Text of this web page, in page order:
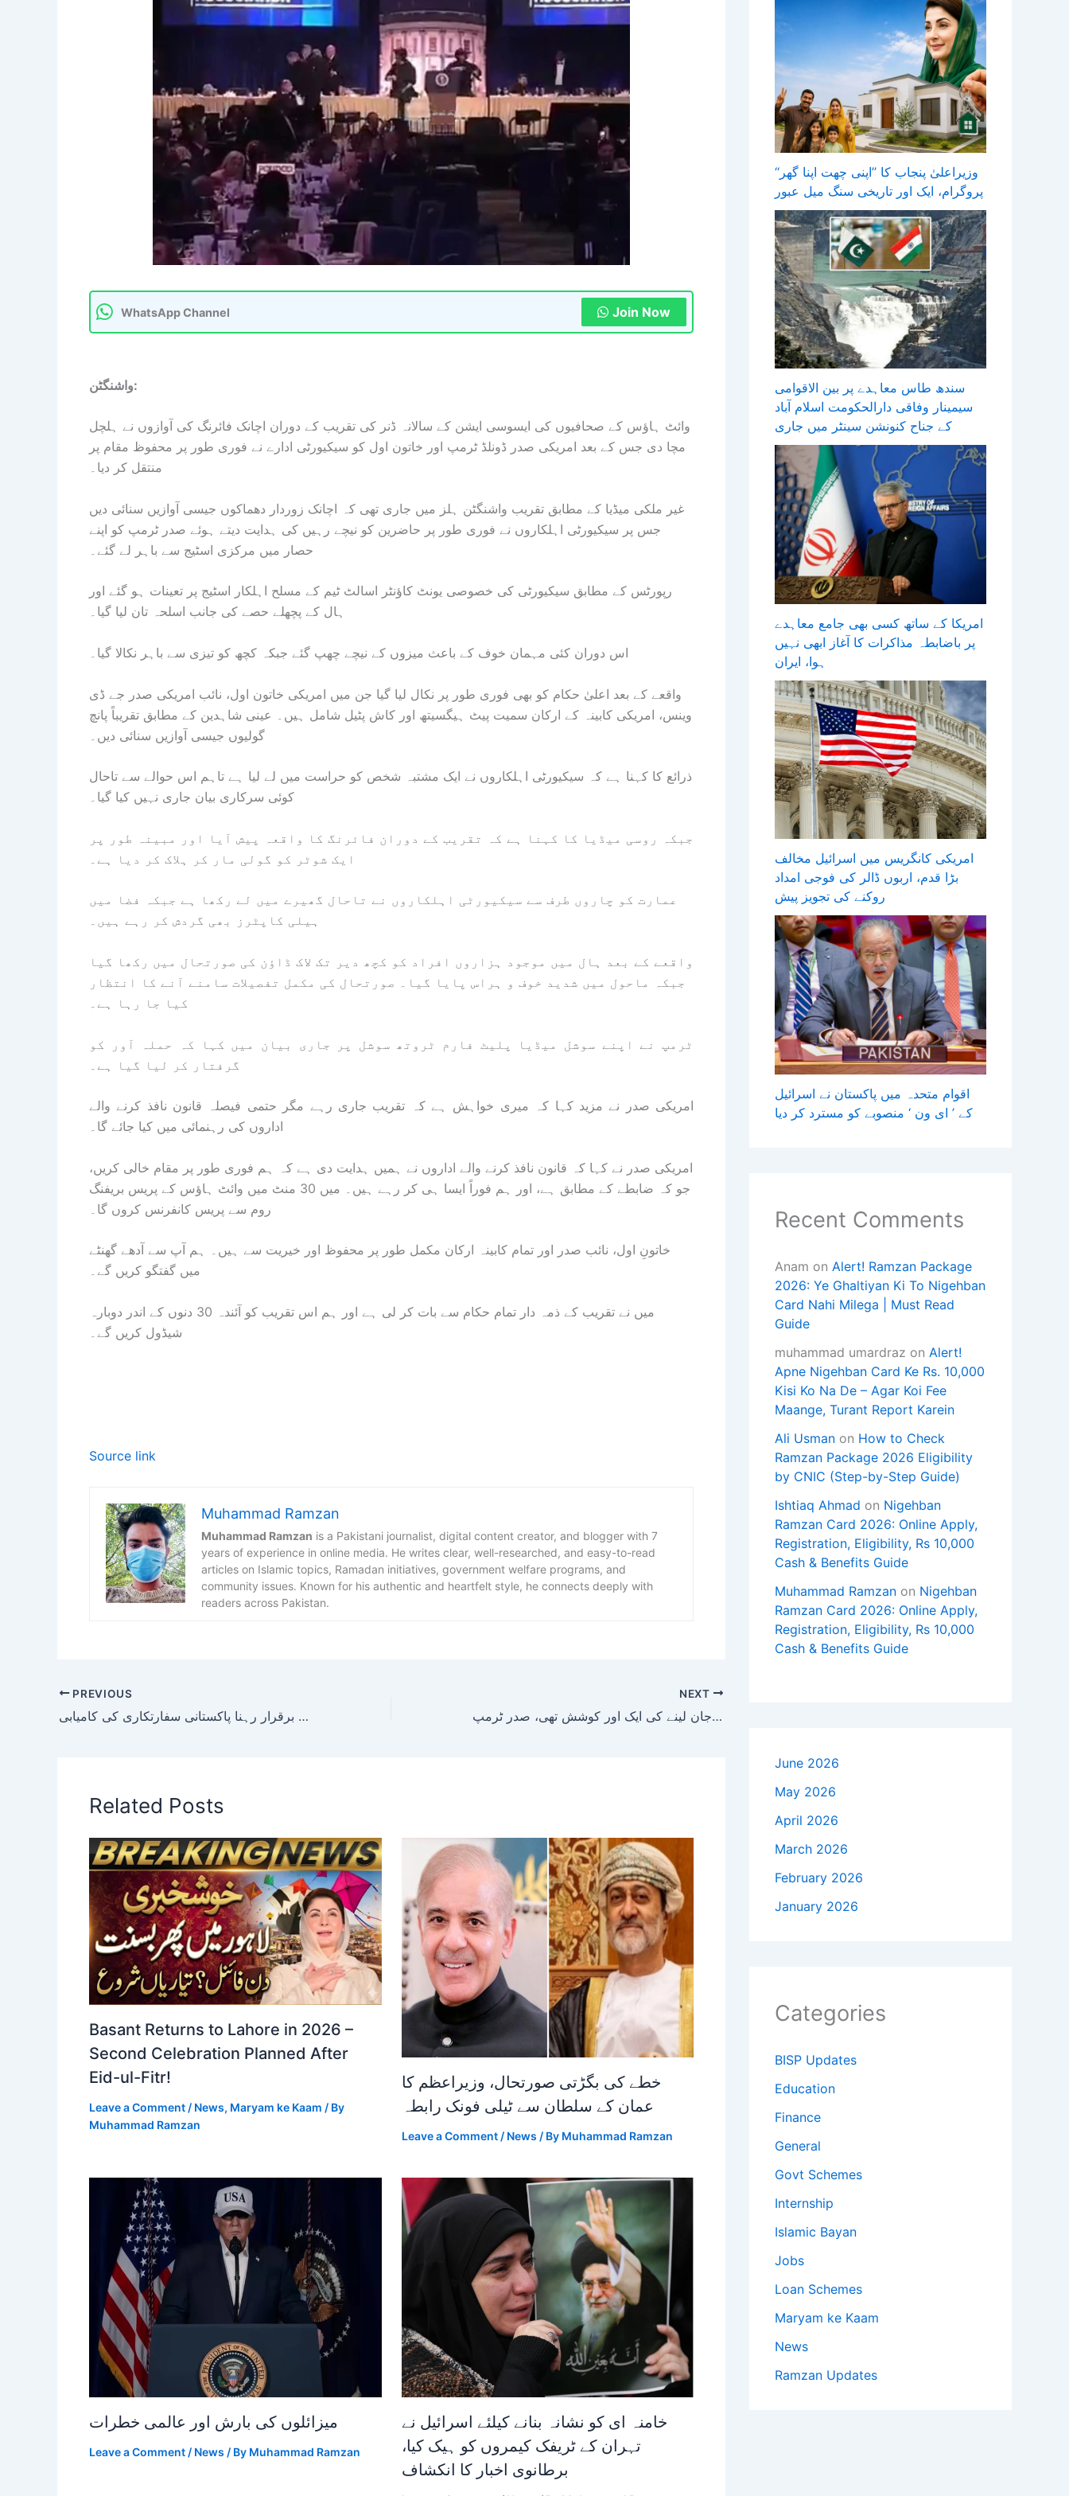
WhatsApp Channel Join Now
واشنگٹن:
وائٹ ہاؤس کے صحافیوں کی ایسوسی ایشن کے سالانہ ڈنر کی تقریب کے دوران اچانک فائرنگ کی آوازوں نے ہلچل
مچا دی جس کے بعد امریکی صدر ڈونلڈ ٹرمپ اور خاتون اول کو سیکیورٹی ادارے نے فوری طور پر محفوظ مقام پر
منتقل کر دیا۔
غیر ملکی میڈیا کے مطابق تقریب واشنگٹن ہلز میں جاری تھی کہ اچانک زوردار دھماکوں جیسی آوازیں سنائی دیں
جس پر سیکیورٹی اہلکاروں نے فوری طور پر حاضرین کو نیچے رہیں کی ہدایت دیتے ہوئے صدر ٹرمپ کو اپنے
حصار میں مرکزی اسٹیج سے باہر لے گئے۔
رپورٹس کے مطابق سیکیورٹی کی خصوصی یونٹ کاؤنٹر اسالٹ ٹیم کے مسلح اہلکار اسٹیج پر تعینات ہو گئے اور
ہال کے پچھلے حصے کی جانب اسلحہ تان لیا گیا۔
اس دوران کئی مہمان خوف کے باعث میزوں کے نیچے چھپ گئے جبکہ کچھ کو تیزی سے باہر نکالا گیا۔
واقعے کے بعد اعلیٰ حکام کو بھی فوری طور پر نکال لیا گیا جن میں امریکی خاتون اول، نائب امریکی صدر جے ڈی
وینس، امریکی کابینہ کے ارکان سمیت پیٹ ہیگسیتھ اور کاش پٹیل شامل ہیں۔ عینی شاہدین کے مطابق تقریباً پانچ
گولیوں جیسی آوازیں سنائی دیں۔
ذرائع کا کہنا ہے کہ سیکیورٹی اہلکاروں نے ایک مشتبہ شخص کو حراست میں لے لیا ہے تاہم اس حوالے سے تاحال
کوئی سرکاری بیان جاری نہیں کیا گیا۔
جبکہ روسی میڈیا کا کہنا ہے کہ تقریب کے دوران فائرنگ کا واقعہ پیش آیا اور مبینہ طور پر
ایک شوٹر کو گولی مار کر ہلاک کر دیا ہے۔
عمارت کو چاروں طرف سے سیکیورٹی اہلکاروں نے تاحال گھیرے میں لے رکھا ہے جبکہ فضا میں
ہیلی کاپٹرز بھی گردش کر رہے ہیں۔
واقعے کے بعد ہال میں موجود ہزاروں افراد کو کچھ دیر تک لاک ڈاؤن کی صورتحال میں رکھا گیا
جبکہ ماحول میں شدید خوف و ہراس پایا گیا۔ صورتحال کی مکمل تفصیلات سامنے آنے کا انتظار
کیا جا رہا ہے۔
ٹرمپ نے اپنے سوشل میڈیا پلیٹ فارم ٹروتھ سوشل پر جاری بیان میں کہا کہ حملہ آور کو
گرفتار کر لیا گیا ہے۔
امریکی صدر نے مزید کہا کہ میری خواہش ہے کہ تقریب جاری رہے مگر حتمی فیصلہ قانون نافذ کرنے والے
اداروں کی رہنمائی میں کیا جائے گا۔
امریکی صدر نے کہا کہ قانون نافذ کرنے والے اداروں نے ہمیں ہدایت دی ہے کہ ہم فوری طور پر مقام خالی کریں،
جو کہ ضابطے کے مطابق ہے، اور ہم فوراً ایسا ہی کر رہے ہیں۔ میں 30 منٹ میں وائٹ ہاؤس کے پریس بریفنگ
روم سے پریس کانفرنس کروں گا۔
خاتونِ اول، نائب صدر اور تمام کابینہ ارکان مکمل طور پر محفوظ اور خیریت سے ہیں۔ ہم آپ سے آدھے گھنٹے
میں گفتگو کریں گے۔
میں نے تقریب کے ذمہ دار تمام حکام سے بات کر لی ہے اور ہم اس تقریب کو آئندہ 30 دنوں کے اندر دوبارہ
شیڈول کریں گے۔
Source link
Muhammad Ramzan
Muhammad Ramzan is a Pakistani journalist, digital content creator, and blogger with 7
years of experience in online media. He writes clear, well-researched, and easy-to-read
articles on Islamic topics, Ramadan initiatives, government welfare programs, and
community issues. Known for his authentic and heartfelt style, he connects deeply with
readers across Pakistan.
PREVIOUS
جنگ بندی برقرار رہنا پاکستانی سفارتکاری کی کامیابی
NEXT
یہ میری جان لینے کی ایک اور کوشش تھی، صدر ٹرمپ
Related Posts
Basant Returns to Lahore in 2026 –
Second Celebration Planned After
Eid-ul-Fitr!
Leave a Comment / News, Maryam ke Kaam / By
Muhammad Ramzan
خطے کی بگڑتی صورتحال، وزیراعظم کا
عمان کے سلطان سے ٹیلی فونک رابطہ
Leave a Comment / News / By Muhammad Ramzan
میزائلوں کی بارش اور عالمی خطرات
Leave a Comment / News / By Muhammad Ramzan
خامنہ ای کو نشانہ بنانے کیلئے اسرائیل نے
تہران کے ٹریفک کیمروں کو ہیک کیا،
برطانوی اخبار کا انکشاف
وزیراعلیٰ پنجاب کا ’’اپنی چھت اپنا گھر‘‘
پروگرام، ایک اور تاریخی سنگ میل عبور
سندھ طاس معاہدے پر بین الاقوامی
سیمینار وفاقی دارالحکومت اسلام آباد
کے جناح کنونشن سینٹر میں جاری
امریکا کے ساتھ کسی بھی جامع معاہدے
پر باضابطہ مذاکرات کا آغاز ابھی نہیں
ہوا، ایران
امریکی کانگریس میں اسرائیل مخالف
بڑا قدم، اربوں ڈالر کی فوجی امداد
روکنے کی تجویز پیش
اقوام متحدہ میں پاکستان نے اسرائیل
کے ’ ای ون ‘ منصوبے کو مسترد کر دیا
Recent Comments
Anam on Alert! Ramzan Package
2026: Ye Ghaltiyan Ki To Nigehban
Card Nahi Milega | Must Read
Guide
muhammad umardraz on Alert!
Apne Nigehban Card Ke Rs. 10,000
Kisi Ko Na De – Agar Koi Fee
Maange, Turant Report Karein
Ali Usman on How to Check
Ramzan Package 2026 Eligibility
by CNIC (Step-by-Step Guide)
Ishtiaq Ahmad on Nigehban
Ramzan Card 2026: Online Apply,
Registration, Eligibility, Rs 10,000
Cash & Benefits Guide
Muhammad Ramzan on Nigehban
Ramzan Card 2026: Online Apply,
Registration, Eligibility, Rs 10,000
Cash & Benefits Guide
June 2026
May 2026
April 2026
March 2026
February 2026
January 2026
Categories
BISP Updates
Education
Finance
General
Govt Schemes
Internship
Islamic Bayan
Jobs
Loan Schemes
Maryam ke Kaam
News
Ramzan Updates